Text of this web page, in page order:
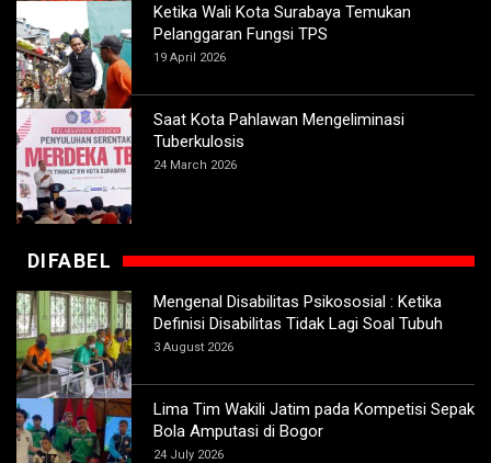
Ketika Wali Kota Surabaya Temukan
Pelanggaran Fungsi TPS
19 April 2026
Saat Kota Pahlawan Mengeliminasi
Tuberkulosis
24 March 2026
DIFABEL
Mengenal Disabilitas Psikososial : Ketika
Definisi Disabilitas Tidak Lagi Soal Tubuh
3 August 2026
Lima Tim Wakili Jatim pada Kompetisi Sepak
Bola Amputasi di Bogor
24 July 2026